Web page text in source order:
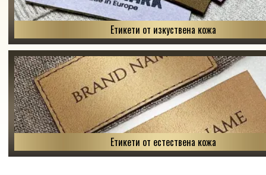
Етикети от изкуствена кожа
Етикети от естествена кожа